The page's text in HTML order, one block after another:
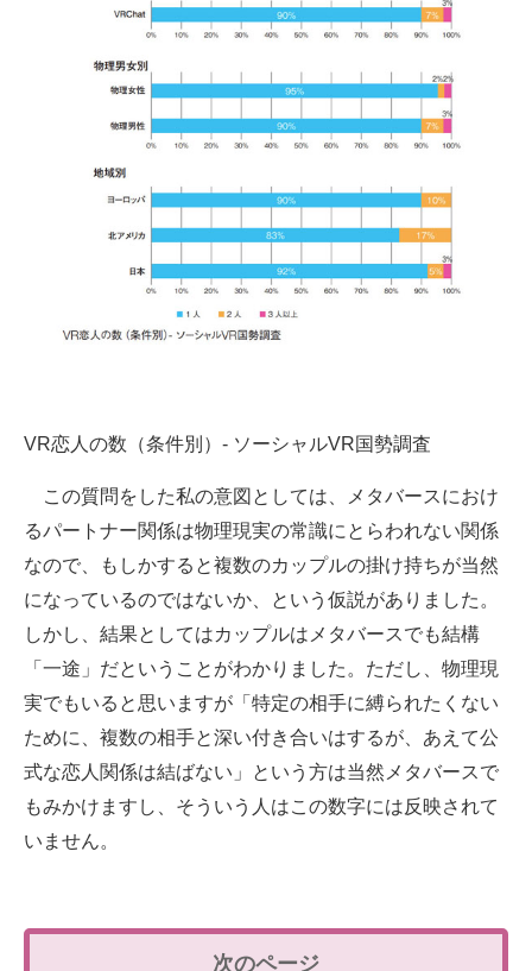
VR恋人の数（条件別）- ソーシャルVR国勢調査
この質問をした私の意図としては、メタバースにおけ
るパートナー関係は物理現実の常識にとらわれない関係
なので、もしかすると複数のカップルの掛け持ちが当然
になっているのではないか、という仮説がありました。
しかし、結果としてはカップルはメタバースでも結構
「一途」だということがわかりました。ただし、物理現
実でもいると思いますが「特定の相手に縛られたくない
ために、複数の相手と深い付き合いはするが、あえて公
式な恋人関係は結ばない」という方は当然メタバースで
もみかけますし、そういう人はこの数字には反映されて
いません。